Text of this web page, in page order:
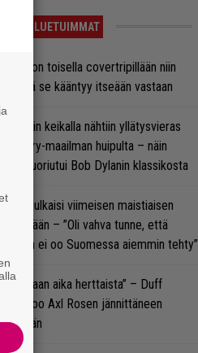
LUETUIMMAT
on toisella covertripillään niin
että se kääntyy itseään vastaan
Rosesin keikalla nähtiin yllätysvieras
country-maailman huipulta – näin
suoriutui Bob Dylanin klassikosta
julkaisi viimeisen maistiaisen
– ”Oli vahva tunne, että
musaa ei oo Suomessa aiemmin tehty”
aika herttaista” – Duff
kertoo Axl Rosen jännittäneen